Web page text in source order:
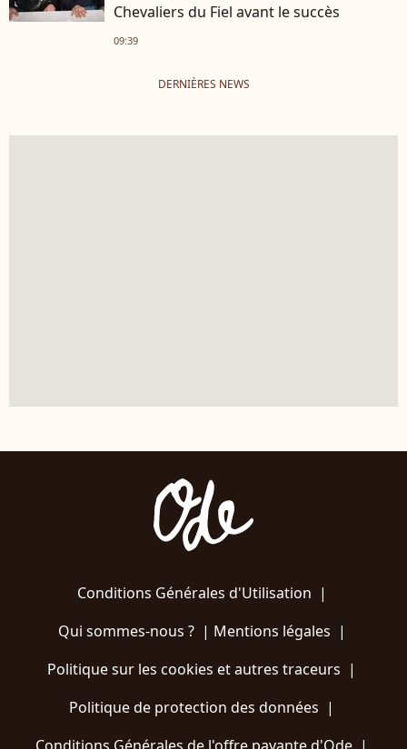
Chevaliers du Fiel avant le succès
09:39
DERNIÈRES NEWS
Conditions Générales d'Utilisation |
Qui sommes-nous ?| Mentions légales |
Politique sur les cookies et autres traceurs |
Politique de protection des données |